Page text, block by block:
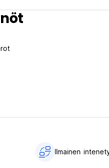
10.00
klo 23.00 jälkeen.
Ilmainen